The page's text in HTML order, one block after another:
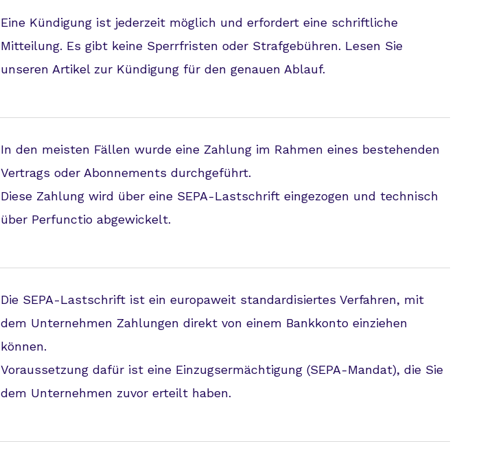
Eine Kündigung ist jederzeit möglich und erfordert eine schriftliche
Mitteilung. Es gibt keine Sperrfristen oder Strafgebühren. Lesen Sie
unseren Artikel zur Kündigung für den genauen Ablauf.
In den meisten Fällen wurde eine Zahlung im Rahmen eines bestehenden
Vertrags oder Abonnements durchgeführt.
Diese Zahlung wird über eine SEPA-Lastschrift eingezogen und technisch
über Perfunctio abgewickelt.
Die SEPA-Lastschrift ist ein europaweit standardisiertes Verfahren, mit
dem Unternehmen Zahlungen direkt von einem Bankkonto einziehen
können.
Voraussetzung dafür ist eine Einzugsermächtigung (SEPA-Mandat), die Sie
dem Unternehmen zuvor erteilt haben.